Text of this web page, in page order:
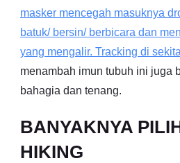
masker mencegah masuknya
batuk/ bersin/ berbicara dan
yang mengalir. Tracking di
menambah imun tubuh ini juga
bahagia dan tenang.
BANYAKNYA
HIKING